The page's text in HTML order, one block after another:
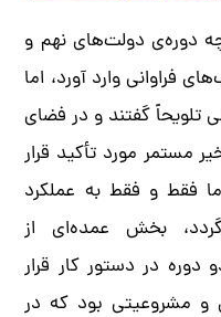
دوره‌ی دولت‌های نهم و
فراوانی وارد آورد، اما
تلویحاً گفتند و در فضای
مستمر مورد تأکید قرار
فقط و فقط به عملکرد
بخش عمده‌ای از
در دستور کار قرار
و مشروعیتی بود که در